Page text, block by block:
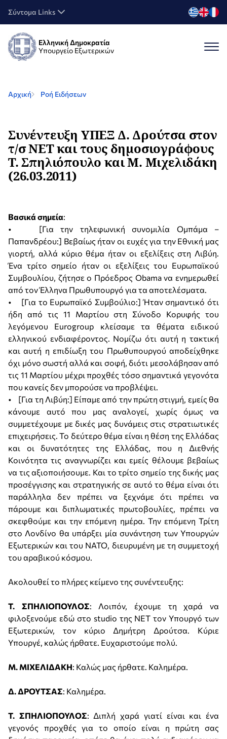
Σύντομα Links
Ελληνική Δημοκρατία
Υπουργείο Εξωτερικών
Αρχική Ροή Ειδήσεων
Συνέντευξη ΥΠΕΞ Δ. Δρούτσα στον
τ/σ ΝΕΤ και τους δημοσιογράφους
Τ. Σπηλιόπουλο και Μ. Μιχελιδάκη
(26.03.2011)
Βασικά σημεία:
• [Για την τηλεφωνική συνομιλία Ομπάμα –
Παπανδρέου:] Βεβαίως ήταν οι ευχές για την Εθνική μας
γιορτή, αλλά κύριο θέμα ήταν οι εξελίξεις στη Λιβύη.
Ένα τρίτο σημείο ήταν οι εξελίξεις του Ευρωπαϊκού
Συμβουλίου, ζήτησε ο Πρόεδρος Obama να ενημερωθεί
από τον Έλληνα Πρωθυπουργό για τα αποτελέσματα.
• [Για το Ευρωπαϊκό Συμβούλιο:] Ήταν σημαντικό ότι
ήδη από τις 11 Μαρτίου στη Σύνοδο Κορυφής του
λεγόμενου Eurogroup κλείσαμε τα θέματα ειδικού
ελληνικού ενδιαφέροντος. Νομίζω ότι αυτή η τακτική
και αυτή η επιδίωξη του Πρωθυπουργού αποδείχθηκε
όχι μόνο σωστή αλλά και σοφή, διότι μεσολάβησαν από
τις 11 Μαρτίου μέχρι προχθές τόσο σημαντικά γεγονότα
που κανείς δεν μπορούσε να προβλέψει.
• [Για τη Λιβύη:] Είπαμε από την πρώτη στιγμή, εμείς θα
κάνουμε αυτό που μας αναλογεί, χωρίς όμως να
συμμετέχουμε με δικές μας δυνάμεις στις στρατιωτικές
επιχειρήσεις. Το δεύτερο θέμα είναι η θέση της Ελλάδας
και οι δυνατότητες της Ελλάδας, που η Διεθνής
Κοινότητα τις αναγνωρίζει και εμείς θέλουμε βεβαίως
να τις αξιοποιήσουμε. Και το τρίτο σημείο της δικής μας
προσέγγισης και στρατηγικής σε αυτό το θέμα είναι ότι
παράλληλα δεν πρέπει να ξεχνάμε ότι πρέπει να
πάρουμε και διπλωματικές πρωτοβουλίες, πρέπει να
σκεφθούμε και την επόμενη ημέρα. Την επόμενη Τρίτη
στο Λονδίνο θα υπάρξει μία συνάντηση των Υπουργών
Εξωτερικών και του ΝΑΤΟ, διευρυμένη με τη συμμετοχή
του αραβικού κόσμου.
Ακολουθεί το πλήρες κείμενο της συνέντευξης:
Τ. ΣΠΗΛΙΟΠΟΥΛΟΣ: Λοιπόν, έχουμε τη χαρά να
φιλοξενούμε εδώ στο studio της ΝΕΤ τον Υπουργό των
Εξωτερικών, τον κύριο Δημήτρη Δρούτσα. Κύριε
Υπουργέ, καλώς ήρθατε. Ευχαριστούμε πολύ.
Μ. ΜΙΧΕΛΙΔΑΚΗ: Καλώς μας ήρθατε. Καλημέρα.
Δ. ΔΡΟΥΤΣΑΣ: Καλημέρα.
Τ. ΣΠΗΛΙΟΠΟΥΛΟΣ: Διπλή χαρά γιατί είναι και ένα
γεγονός προχθές για το οποίο είναι η πρώτη σας